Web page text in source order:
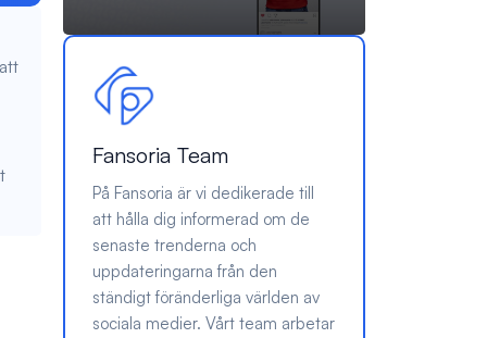
Fansoria Team
På Fansoria är vi dedikerade till
att hålla dig informerad om de
senaste trenderna och
uppdateringarna från den
ständigt föränderliga världen av
sociala medier. Vårt team arbetar